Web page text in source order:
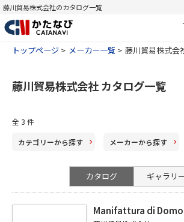
藤川貿易株式会社のカタログ一覧
トップページ メーカー一覧 藤川貿易株式会
藤川貿易株式会社 カタログ一覧
全 3 件
カテゴリーから探す メーカーから探す
カタログ ギャラリ
Manifattura di